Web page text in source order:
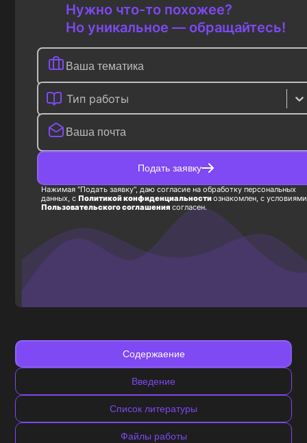
Нужно что-то похожее?
Но уникальное — обращайтесь!
Тип работы
Подать заявку
Нажимая "Подать заявку", даю согласие на обработку персональных
данных, с Политикой конфиденциальностиознакомлен, с условиями
Пользовательского соглашения согласен.
Содержаение
Введение
Список литературы
Файлы работы